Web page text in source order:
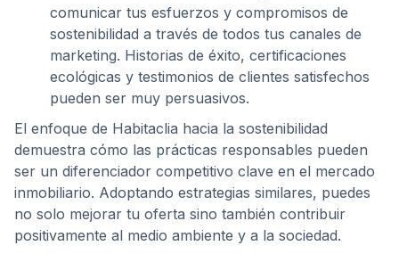
comunicar tus esfuerzos y compromisos de
sostenibilidad a través de todos tus canales de
marketing. Historias de éxito, certificaciones
ecológicas y testimonios de clientes satisfechos
pueden ser muy persuasivos.
El enfoque de Habitaclia hacia la sostenibilidad
demuestra cómo las prácticas responsables pueden
ser un diferenciador competitivo clave en el mercado
inmobiliario. Adoptando estrategias similares, puedes
no solo mejorar tu oferta sino también contribuir
positivamente al medio ambiente y a la sociedad.